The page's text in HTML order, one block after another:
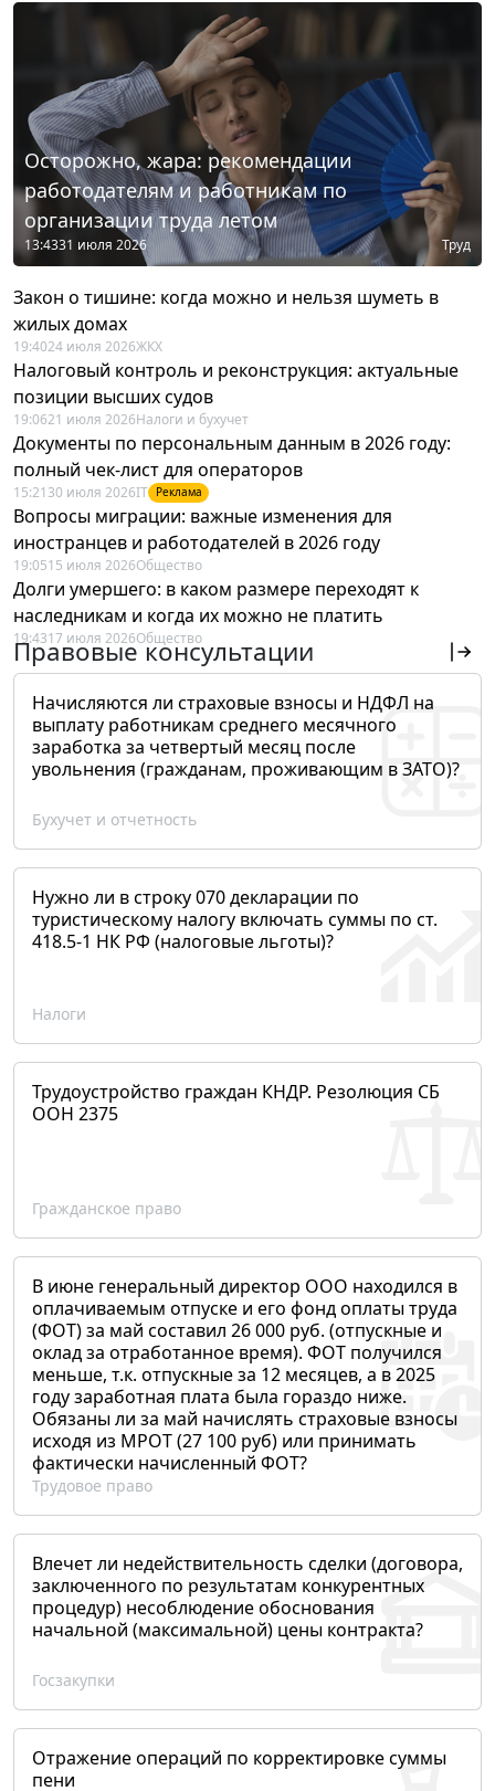
Осторожно, жара: рекомендации
работодателям и работникам по
организации труда летом
13:4331 июля 2026 Труд
Закон о тишине: когда можно и нельзя шуметь в
жилых домах
19:4024 июля 2026ЖКХ
Налоговый контроль и реконструкция: актуальные
позиции высших судов
19:0621 июля 2026Налоги и бухучет
Документы по персональным данным в 2026 году:
полный чек-лист для операторов
15:21 30 июля 2026IT Реклама
Вопросы миграции: важные изменения для
иностранцев и работодателей в 2026 году
19:0515 июля 2026Общество
Долги умершего: в каком размере переходят к
наследникам и когда их можно не платить
19:4317 июля 2026Общество
Правовые консультации
Начисляются ли страховые взносы и НДФЛ на
выплату работникам среднего месячного
заработка за четвертый месяц после
увольнения (гражданам, проживающим в ЗАТО)?
Бухучет и отчетность
Нужно ли в строку 070 декларации по
туристическому налогу включать суммы по ст.
418.5-1 НК РФ (налоговые льготы)?
Налоги
Трудоустройство граждан КНДР. Резолюция СБ
ООН 2375
Гражданское право
В июне генеральный директор ООО находился в
оплачиваемым отпуске и его фонд оплаты труда
(ФОТ) за май составил 26 000 руб. (отпускные и
оклад за отработанное время). ФОТ получился
меньше, т.к. отпускные за 12 месяцев, а в 2025
году заработная плата была гораздо ниже.
Обязаны ли за май начислять страховые взносы
исходя из МРОТ (27 100 руб) или принимать
фактически начисленный ФОТ?
Трудовое право
Влечет ли недействительность сделки (договора,
заключенного по результатам конкурентных
процедур) несоблюдение обоснования
начальной (максимальной) цены контракта?
Госзакупки
Отражение операций по корректировке суммы
пени